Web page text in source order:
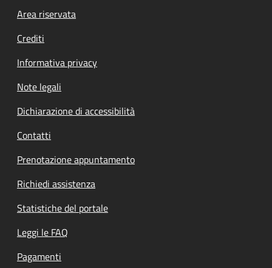
Footer menu
Area riservata
Crediti
Informativa privacy
Note legali
Dichiarazione di accessibilità
Contatti
Prenotazione appuntamento
Richiedi assistenza
Statistiche del portale
Leggi le FAQ
Pagamenti